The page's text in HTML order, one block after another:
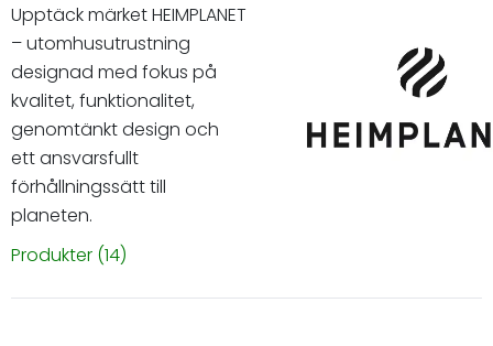
Upptäck märket HEIMPLANET
– utomhusutrustning
designad med fokus på
kvalitet, funktionalitet,
genomtänkt design och
ett ansvarsfullt
förhållningssätt till
planeten.
Produkter (14)